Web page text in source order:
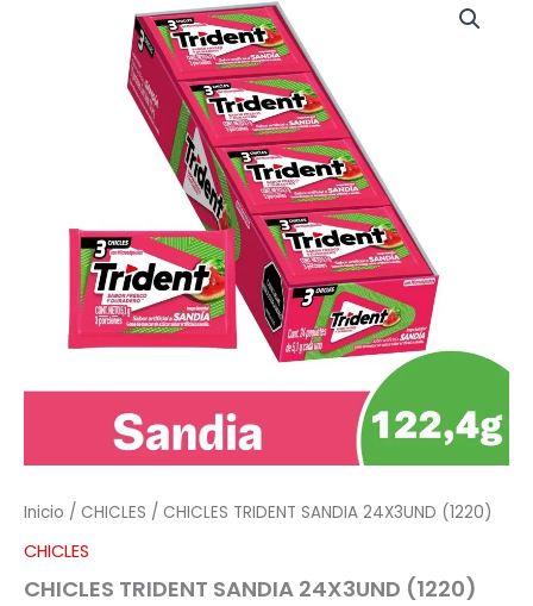
Inicio / CHICLES / CHICLES TRIDENT SANDIA 24X3UND (1220)
CHICLES
CHICLES TRIDENT SANDIA 24X3UND (1220)